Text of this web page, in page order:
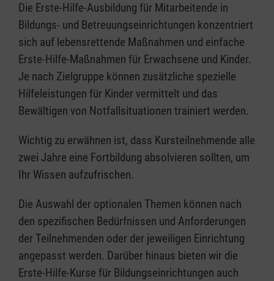
Die Erste-Hilfe-Ausbildung für Mitarbeitende in
Bildungs- und Betreuungseinrichtungen konzentriert
sich auf lebensrettende Maßnahmen und einfache
Erste-Hilfe-Maßnahmen für Erwachsene und Kinder.
Je nach Zielgruppe können zusätzliche spezielle
Hilfeleistungen für Kinder vermittelt und das
Bewältigen von Notfallsituationen trainiert werden.
Wichtig zu erwähnen ist, dass Kursteilnehmende alle
zwei Jahre eine Fortbildung absolvieren sollten, um
Ihr Wissen aufzufrischen.
Die Auswahl der optionalen Themen können nach
den spezifischen Bedürfnissen und Anforderungen
der Teilnehmenden oder der jeweiligen Einrichtung
angepasst werden. Darüber hinaus bieten wir die
Erste-Hilfe-Kurse für Bildungseinrichtungen auch